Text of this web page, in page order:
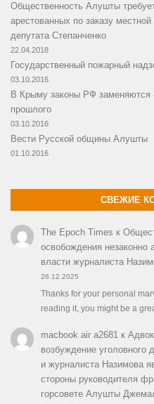
Общественность Алушты
арестованных по заказу
депутата Степанченко
22.04.2018
Государственный пожарный
03.10.2016
В Крыму законы РФ заменяются
прошлого
03.10.2016
Вести Русской общины Алушты
01.10.2016
СВЕЖИЕ
The Epoch Times к
освобождения незаконно
власти журналиста
26.12.2025
Thanks for your personal
reading it, you might be a
macbook air a2681к
возбуждение уголовного
и журналиста Назимова
стороны руководителя
горсовете Алушты